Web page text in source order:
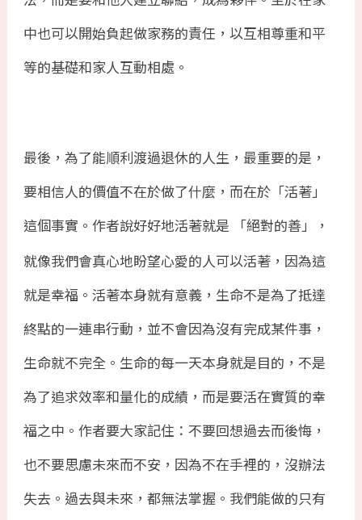
中也可以開始負起做家務的責任，以互相尊重和平
等的基礎和家人互動相處。
最後，為了能順利渡過退休的人生，最重要的是，
要相信人的價值不在於做了什麼，而在於「活著」
這個事實。作者說好好地活著就是
「絕對的善」，
就像我們會真心地盼望心愛的人可以活著，因為這
就是幸福。活著本身就有意義，生命不是為了抵達
終點的一連串行動，並不會因為沒有完成某件事，
生命就不完全。生命的每一天本身就是目的，不是
為了追求效率和量化的成績，而是要活在實質的幸
福之中。作者要大家記住：不要回想過去而後悔，
也不要思慮未來而不安，因為不在手裡的，沒辦法
失去。過去與未來，都無法掌握。我們能做的只有